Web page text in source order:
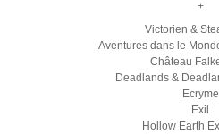
+
Victorien &
Aventures dans le
Château
Deadlands &
Ecryme
Exil
Hollow Earth